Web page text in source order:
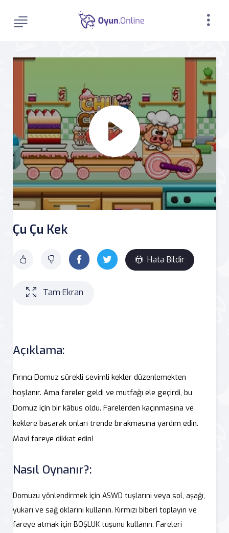
Çu Çu Kek
Hata Bildir
Tam Ekran
Açıklama:
Fırıncı Domuz sürekli sevimli kekler düzenlemekten
hoşlanır. Ama fareler geldi ve mutfağı ele geçirdi, bu
Domuz için bir kâbus oldu. Farelerden kaçınmasına ve
keklere basarak onları trende bırakmasına yardım edin.
Mavi fareye dikkat edin!
Nasıl Oynanır?:
Domuzu yönlendirmek için ASWD tuşlarını veya sol, aşağı,
yukarı ve sağ oklarını kullanın. Kırmızı biberi toplayın ve
fareye atmak için BOŞLUK tuşunu kullanın. Fareleri